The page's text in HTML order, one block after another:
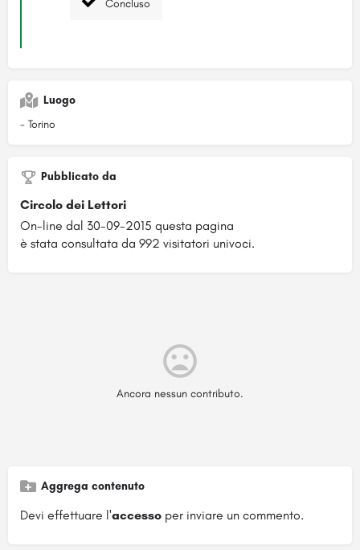
Concluso
Luogo
- Torino
Pubblicato da
Circolo dei Lettori
On-line dal 30-09-2015 questa pagina
è stata consultata da 992 visitatori univoci.
Ancora nessun contributo.
Aggrega contenuto
Devi effettuare l'accesso per inviare un commento.